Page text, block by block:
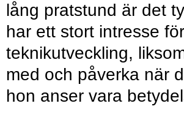
lång pratstund är det
har ett stort intresse för
teknikutveckling,
med och påverka när
hon anser vara